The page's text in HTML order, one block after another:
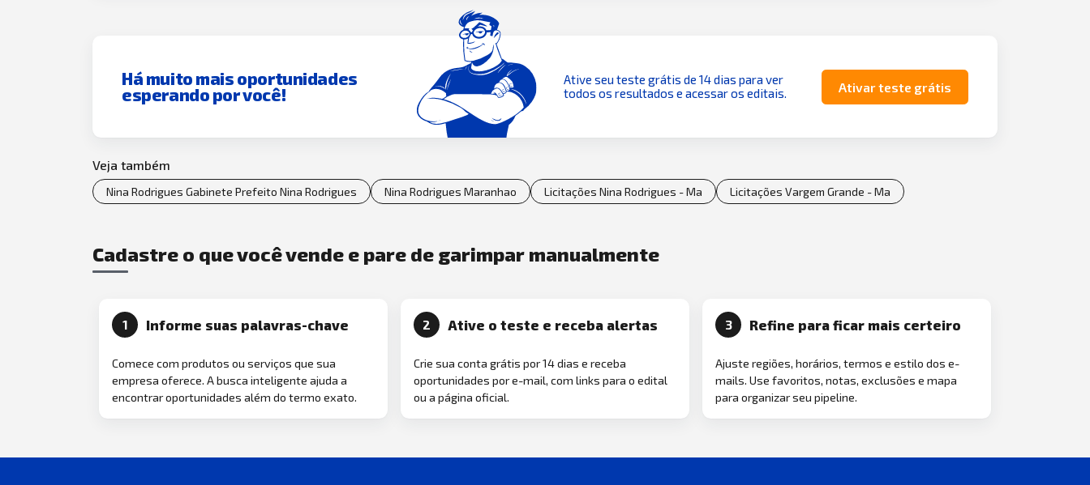
Há muito mais oportunidades
esperando por você!
Ative seu teste grátis de 14 dias para ver
todos os resultados e acessar os editais.
Ativar teste grátis
Veja também
Nina Rodrigues Gabinete Prefeito Nina Rodrigues Nina Rodrigues Maranhao Licitações Nina Rodrigues - Ma Licitações Vargem Grande - Ma
Cadastre o que você vende e pare de garimpar manualmente
1 Informe suas palavras-chave
Comece com produtos ou serviços que sua
empresa oferece. A busca inteligente ajuda a
encontrar oportunidades além do termo exato.
2 Ative o teste e receba alertas
Crie sua conta grátis por 14 dias e receba
oportunidades por e-mail, com links para o edital
ou a página oficial.
3 Refine para ficar mais certeiro
Ajuste regiões, horários, termos e estilo dos e-
mails. Use favoritos, notas, exclusões e mapa
para organizar seu pipeline.